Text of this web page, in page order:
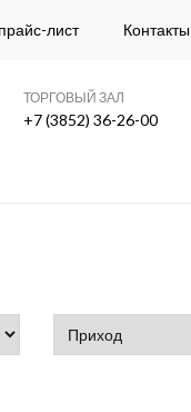
лист Контакты
ТОРГОВЫЙ ЗАЛ
+7 (3852) 36-26-00